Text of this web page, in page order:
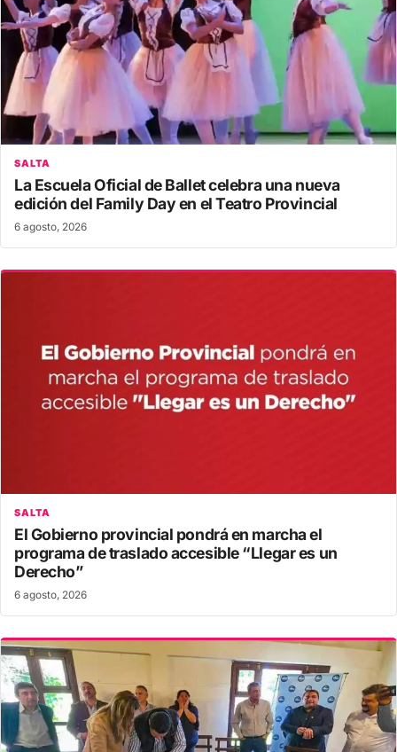
SALTA
La Escuela Oficial de Ballet celebra una nueva
edición del Family Day en el Teatro Provincial
6 agosto, 2026
SALTA
El Gobierno provincial pondrá en marcha el
programa de traslado accesible “Llegar es un
Derecho”
6 agosto, 2026